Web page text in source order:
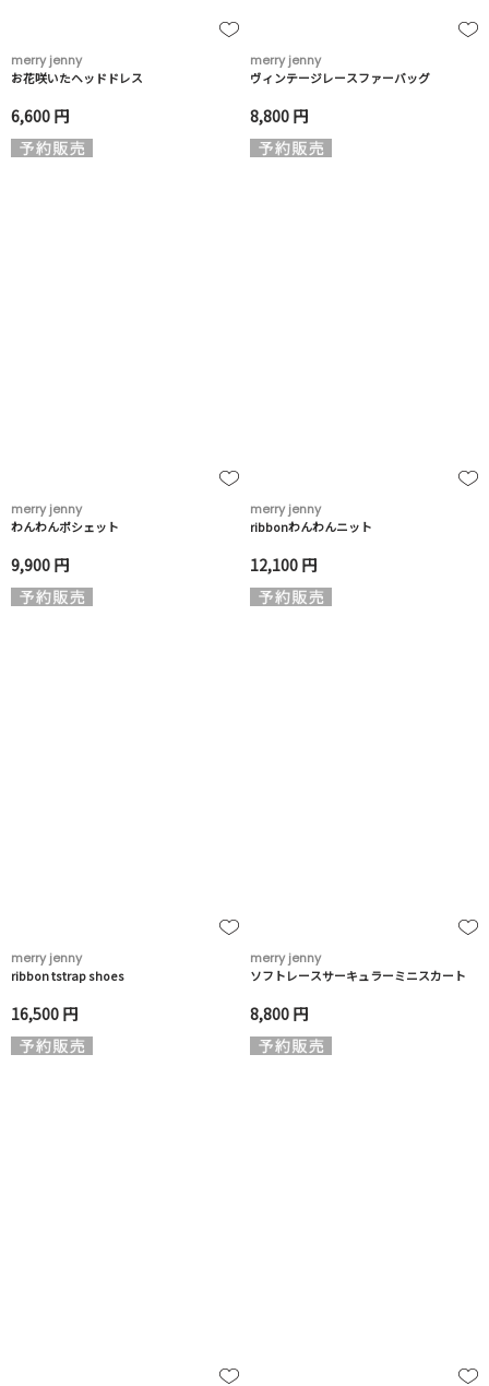
merry jenny
お花咲いたヘッドドレス
6,600 円
merry jenny
ヴィンテージレースファーバッグ
8,800 円
merry jenny
わんわんポシェット
9,900 円
merry jenny
ribbonわんわんニット
12,100 円
merry jenny
ribbon tstrap shoes
16,500 円
merry jenny
ソフトレースサーキュラーミニスカート
8,800 円